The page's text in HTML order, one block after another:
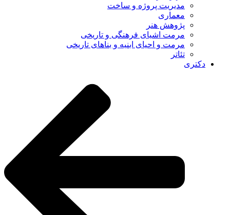
مدیریت پروژه و ساخت
معماری
پژوهش هنر
مرمت اشیای فرهنگی و تاریخی
مرمت و احیای ابنیه و بناهای تاریخی
تئاتر
دکتری